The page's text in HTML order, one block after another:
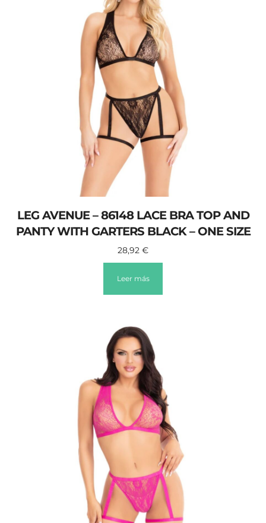
LEG AVENUE – 86148 LACE BRA TOP AND
PANTY WITH GARTERS BLACK – ONE SIZE
28,92 €
Leer más